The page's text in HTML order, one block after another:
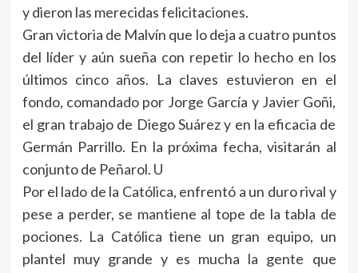
y dieron las merecidas felicitaciones.
Gran victoria de Malvín que lo deja a cuatro puntos
del líder y aún sueña con repetir lo hecho en los
últimos cinco años. La claves estuvieron en el
fondo, comandado por Jorge García y Javier Goñi,
el gran trabajo de Diego Suárez y en la eficacia de
Germán Parrillo. En la próxima fecha, visitarán al
conjunto de Peñarol. U
Por el lado de la Católica, enfrentó a un duro rival y
pese a perder, se mantiene al tope de la tabla de
pociones. La Católica tiene un gran equipo, un
plantel muy grande y es mucha la gente que